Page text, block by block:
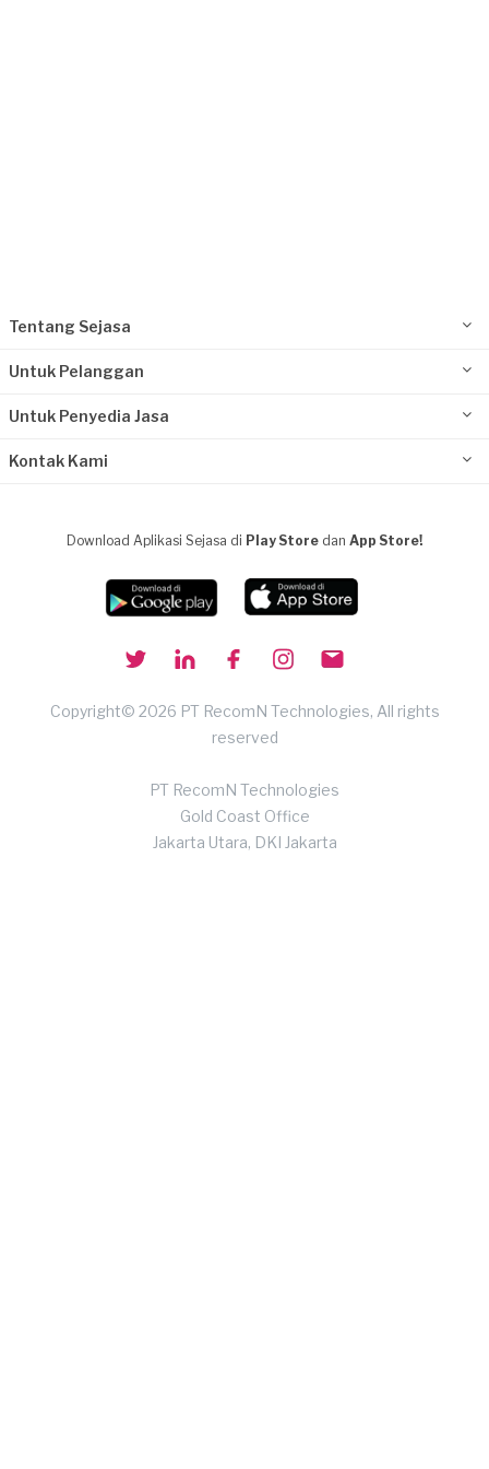
Tentang Sejasa
Untuk Pelanggan
Untuk Penyedia Jasa
Kontak Kami
Download Aplikasi Sejasa di Play Store dan App Store!
Copyright© 2026 PT RecomN Technologies, All rights
reserved
PT RecomN Technologies
Gold Coast Office
Jakarta Utara, DKI Jakarta